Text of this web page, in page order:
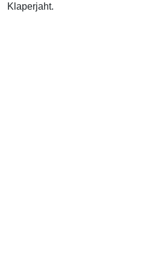
Klaperjaht.